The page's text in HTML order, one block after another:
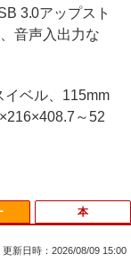
3.0アップスト
音声入出力な
ベル、115mm
～52
更新日時：2026/08/09 15:00
本